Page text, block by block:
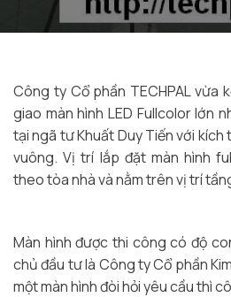
Công ty Cổ phần TECHPAL vừa
giao màn hình LED Fullcolor lớn
tại ngã tư Khuất Duy Tiến với
vuông. Vị trí lắp đặt màn hình
theo tòa nhà và nằm trên vị trí
Màn hình được thi công có độ
chủ đầu tư là Công ty Cổ phần
một màn hình đòi hỏi yêu cầu thì